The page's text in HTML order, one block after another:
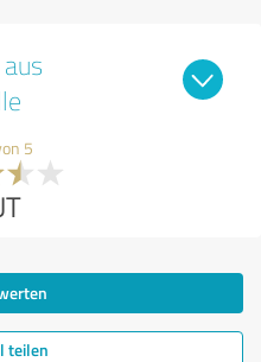
5
teilen